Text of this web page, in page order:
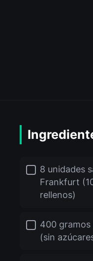
8 unidades
Frankfurt
rellenos)
400
(sin